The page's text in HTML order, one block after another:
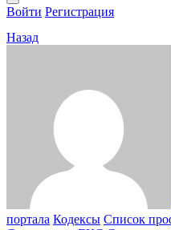
Войти Регистрация
Назад
портала Кодексы Cписок